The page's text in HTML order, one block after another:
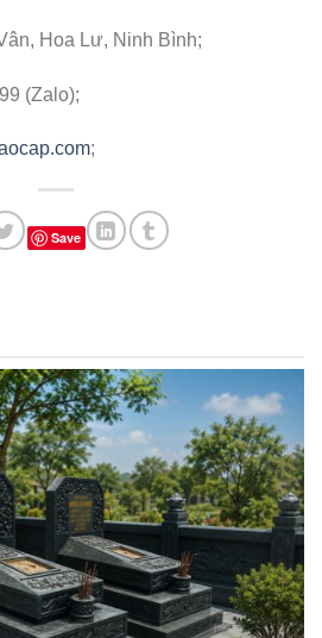
Hoa Lư, Ninh Bình;
(Zalo);
;
Save